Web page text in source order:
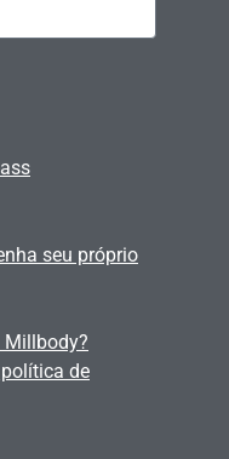
seu próprio
Millbody?
de